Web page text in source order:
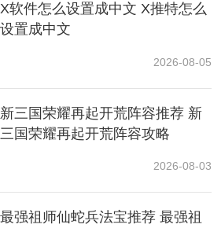
X软件怎么设置成中文 X推特怎么
设置成中文
2026-08-05
新三国荣耀再起开荒阵容推荐 新
三国荣耀再起开荒阵容攻略
2026-08-03
最强祖师仙蛇兵法宝推荐 最强祖